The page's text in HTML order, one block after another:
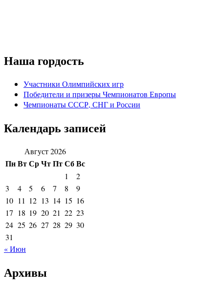
Наша гордость
Участники Олимпийских игр
Победители и призеры Чемпионатов Европы
Чемпионаты СССР, СНГ и Росcии
Календарь записей
Август 2026
ПнВтСрЧтПтСбВс
1
2
3
4 5 6 7 8
9
10 11 12 13 14 15 16
17 18 19 20 21 22 23
24 25 26 27 28 29 30
31
« Июн
Архивы